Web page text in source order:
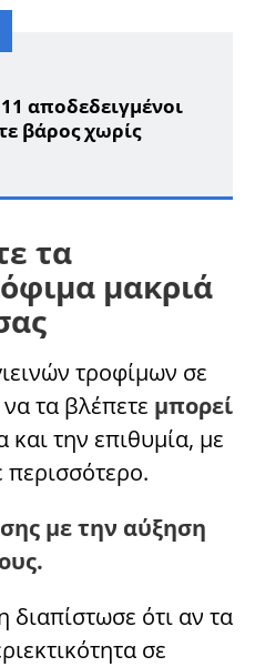
αποδεδειγμένοι
βάρος χωρίς
τα
μακριά
τροφίμων σε
τα βλέπετε μπορεί
και την επιθυμία, με
με την αύξηση
ότι αν τα
σε